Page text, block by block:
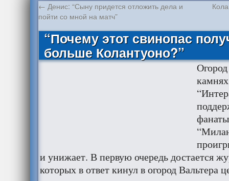
← Денис: “Сыну придется отложить дела и
пойти со мной на матч”
“Почему этот свинопас
больше Колантуоно?”
и унижает. В первую очередь достается
которых в ответ кинул в огород Вальтера